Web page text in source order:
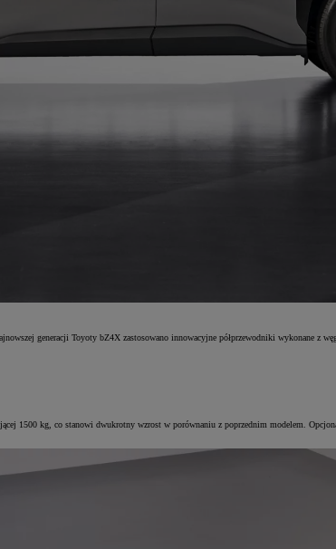
generacji Toyoty bZ4X zastosowano innowacyjne półprzewodniki wykonane z
1500 kg, co stanowi dwukrotny wzrost w porównaniu z poprzednim modelem.